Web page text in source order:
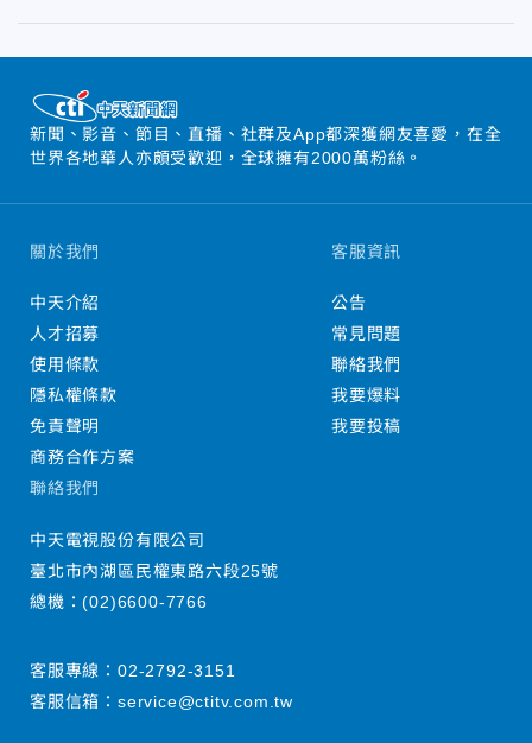
新聞、影音、節目、直播、社群及App都深獲網友喜愛，在全
世界各地華人亦頗受歡迎，全球擁有2000萬粉絲。
關於我們
中天介紹
人才招募
使用條款
隱私權條款
免責聲明
商務合作方案
客服資訊
公告
常見問題
聯絡我們
我要爆料
我要投稿
聯絡我們
中天電視股份有限公司
臺北市內湖區民權東路六段25號
總機：(02)6600-7766
客服專線： 02-2792-3151
客服信箱： service@ctitv.com.tw